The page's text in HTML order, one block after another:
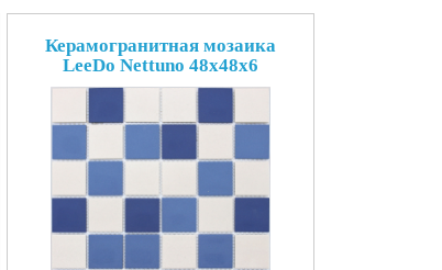
Керамогранитная мозаика
LeeDo Nettuno 48x48x6